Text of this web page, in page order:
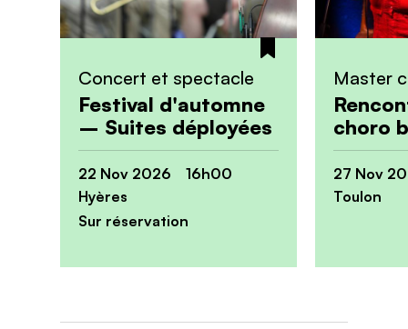
Festival d'automne
– Suites déployées
Concert et spectacle
22 Nov 2026 16h00
Hyères
Sur réservation
choro
Master
27 Nov
Toulon